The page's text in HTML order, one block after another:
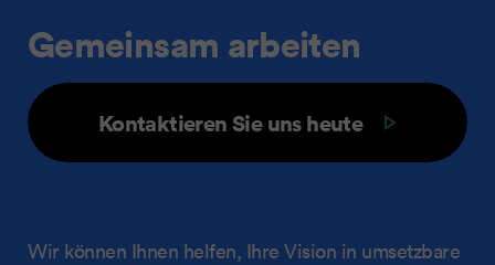
Gemeinsam arbeiten
Kontaktieren Sie uns heute
Wir können Ihnen helfen, Ihre Vision in umsetzbare